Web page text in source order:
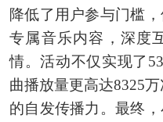
降低了用户参与门槛
专属音乐内容，深度
情。活动不仅实现了
曲播放量更高达8325
的自发传播力。最终